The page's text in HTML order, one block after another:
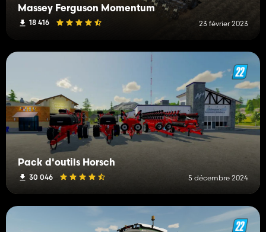
Massey Ferguson Momentum
18 416 23 février 2023
Pack d'outils Horsch
30 046 5 décembre 2024